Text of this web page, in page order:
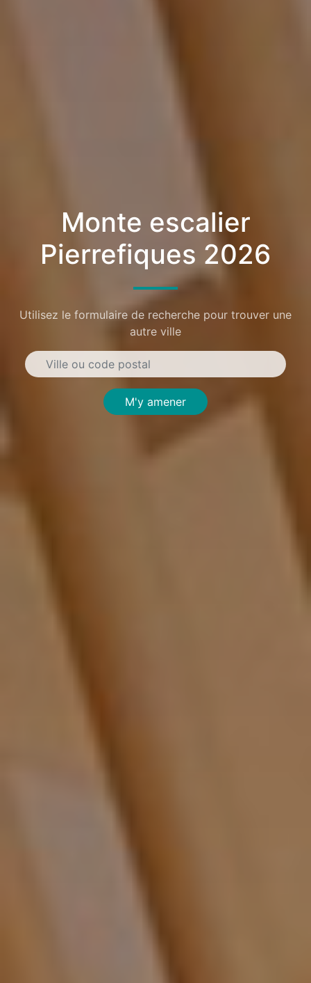
Monte escalier
Pierrefiques 2026
Utilisez le formulaire de recherche pour trouver une
autre ville
M'y amener